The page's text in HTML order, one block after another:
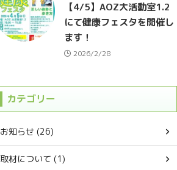
【4/5】AOZ大活動室1.2
にて健康フェスタを開催し
ます！
2026/2/28
カテゴリー
お知らせ (26)
取材について (1)